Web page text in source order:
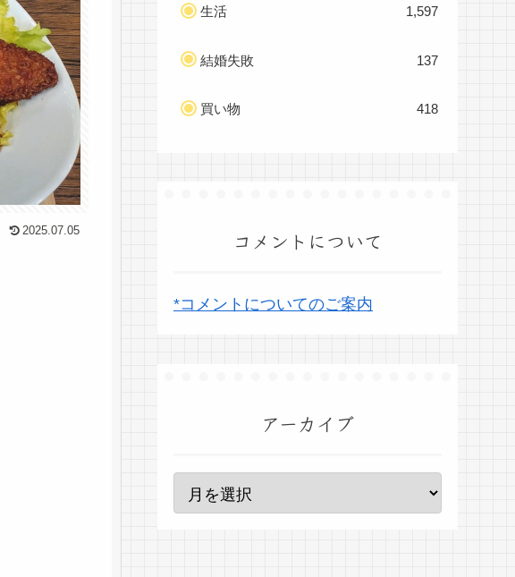
2025.07.05
生活 1,597
結婚失敗 137
買い物 418
コメントについて
*コメントについてのご案内
アーカイブ